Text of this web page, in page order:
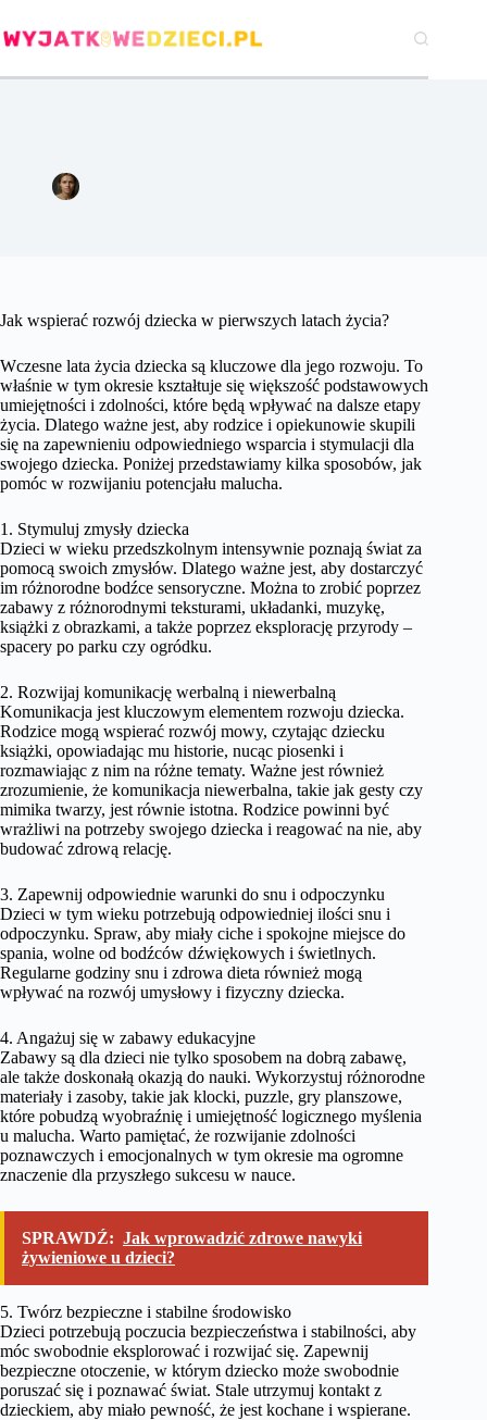
do
treści
Jak wspierać rozwój dziecka w pierwszych latach życia?
Wczesne lata życia dziecka są kluczowe dla jego rozwoju. To
właśnie w tym okresie kształtuje się większość podstawowych
umiejętności i zdolności, które będą wpływać na dalsze etapy
życia. Dlatego ważne jest, aby rodzice i opiekunowie skupili
się na zapewnieniu odpowiedniego wsparcia i stymulacji dla
swojego dziecka. Poniżej przedstawiamy kilka sposobów, jak
pomóc w rozwijaniu potencjału malucha.
1. Stymuluj zmysły dziecka
Dzieci w wieku przedszkolnym intensywnie poznają świat za
pomocą swoich zmysłów. Dlatego ważne jest, aby dostarczyć
im różnorodne bodźce sensoryczne. Można to zrobić poprzez
zabawy z różnorodnymi teksturami, układanki, muzykę,
książki z obrazkami, a także poprzez eksplorację przyrody –
spacery po parku czy ogródku.
2. Rozwijaj komunikację werbalną i niewerbalną
Komunikacja jest kluczowym elementem rozwoju dziecka.
Rodzice mogą wspierać rozwój mowy, czytając dziecku
książki, opowiadając mu historie, nucąc piosenki i
rozmawiając z nim na różne tematy. Ważne jest również
zrozumienie, że komunikacja niewerbalna, takie jak gesty czy
mimika twarzy, jest równie istotna. Rodzice powinni być
wrażliwi na potrzeby swojego dziecka i reagować na nie, aby
budować zdrową relację.
3. Zapewnij odpowiednie warunki do snu i odpoczynku
Dzieci w tym wieku potrzebują odpowiedniej ilości snu i
odpoczynku. Spraw, aby miały ciche i spokojne miejsce do
spania, wolne od bodźców dźwiękowych i świetlnych.
Regularne godziny snu i zdrowa dieta również mogą
wpływać na rozwój umysłowy i fizyczny dziecka.
4. Angażuj się w zabawy edukacyjne
Zabawy są dla dzieci nie tylko sposobem na dobrą zabawę,
ale także doskonałą okazją do nauki. Wykorzystuj różnorodne
materiały i zasoby, takie jak klocki, puzzle, gry planszowe,
które pobudzą wyobraźnię i umiejętność logicznego myślenia
u malucha. Warto pamiętać, że rozwijanie zdolności
poznawczych i emocjonalnych w tym okresie ma ogromne
znaczenie dla przyszłego sukcesu w nauce.
SPRAWDŹ: Jak wprowadzić zdrowe nawyki
żywieniowe u dzieci?
5. Twórz bezpieczne i stabilne środowisko
Dzieci potrzebują poczucia bezpieczeństwa i stabilności, aby
móc swobodnie eksplorować i rozwijać się. Zapewnij
bezpieczne otoczenie, w którym dziecko może swobodnie
poruszać się i poznawać świat. Stale utrzymuj kontakt z
dzieckiem, aby miało pewność, że jest kochane i wspierane.